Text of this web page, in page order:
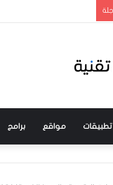
تطبيقات مواقع برامج